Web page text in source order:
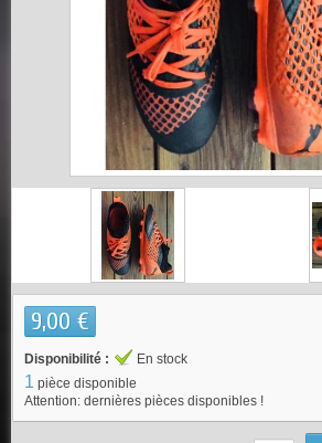
9,00 €
Disponibilité : En stock
1 pièce disponible
Attention: dernières pièces disponibles !